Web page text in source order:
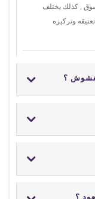
, كذلك يختلف
وتركيزه
؟
؟